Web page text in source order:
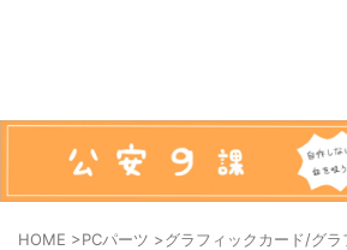
HOME >PCパーツ >グラフィックカード/グラ